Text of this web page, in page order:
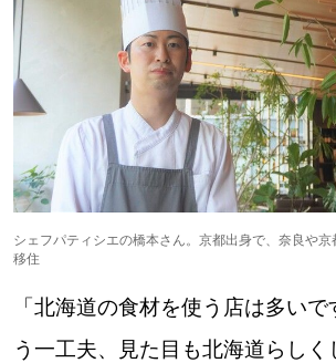
シェフパティシエの橋本さん。京都出身で、奈良や
移住
「北海道の食材を使う店は多い
う一工夫、見た目も北海道らしく